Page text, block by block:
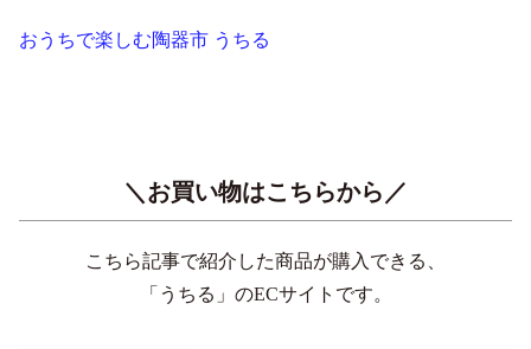
おうちで楽しむ陶器市 うちる
＼お買い物はこちらから／
こちら記事で紹介した商品が購入できる、
「うちる」のECサイトです。